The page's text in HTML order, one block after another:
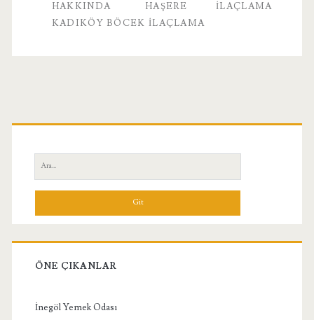
HAKKINDA
HAŞERE ILAÇLAMA
KADIKÖY BÖCEK ILAÇLAMA
Birincil
Yan
Menü
Ara:
ÖNE ÇIKANLAR
İnegöl Yemek Odası